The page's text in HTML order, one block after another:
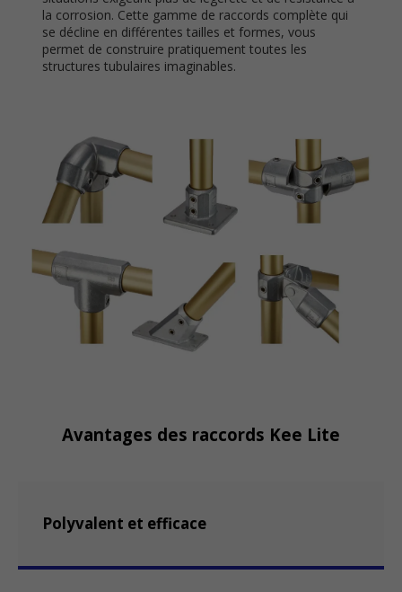
la corrosion. Cette gamme de raccords complète qui
se décline en différentes tailles et formes, vous
permet de construire pratiquement toutes les
structures tubulaires imaginables.
Avantages des raccords Kee Lite
Polyvalent et efficace